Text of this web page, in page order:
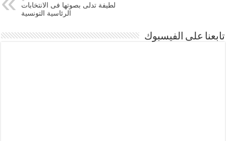
لطيفة تدلى بصوتها فى الانتخابات
الرئاسية التونسية
تابعنا على الفيسبوك